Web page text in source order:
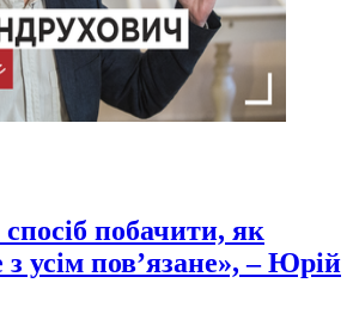
побачити, як
з усім пов’язане», – Юрій